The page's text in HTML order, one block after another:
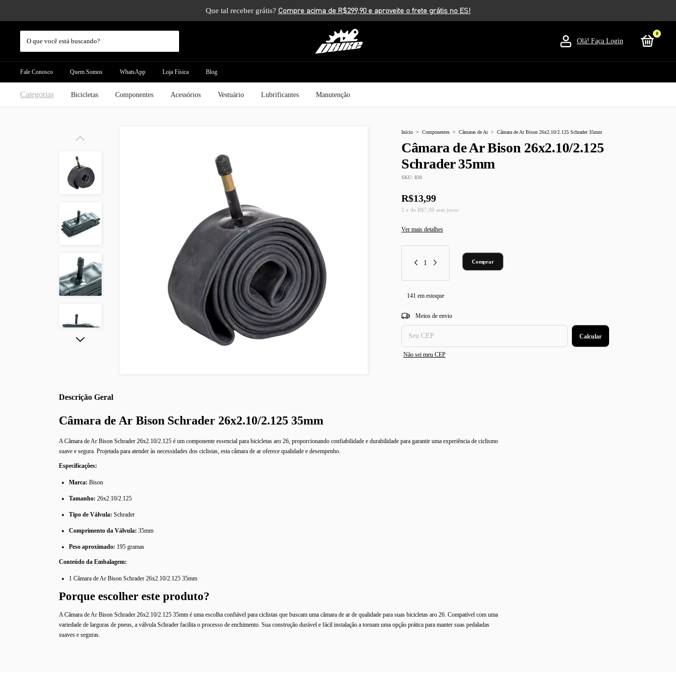
Que tal receber grátis?
Olá!Faça Login
0
Fale Conosco Quem Somos WhatsApp Loja Física Blog
Categorias Bicicletas Componentes Acessórios Vestuário Lubrificantes Manutenção
Início > Componentes > Câmaras de Ar > Câmara de Ar Bison 26x2.10/2.125 Schrader 35mm
Câmara de Ar Bison 26x2.10/2.125
Schrader 35mm
SKU: 830
R$13,99
2 x de R$7,00 sem juros
Ver mais detalhes
141em estoque
Entregas para o CEP:
Meios de envio
Calcular
Não sei meu CEP
Descrição
Câmara de Ar Bison Schrader 26x2.10/2.125 35mm
A Câmara de Ar Bison Schrader 26x2.10/2.125 é um componente essencial para bicicletas aro 26, proporcionando confiabilidade e durabilidade para garantir uma experiência de ciclismo
suave e segura. Projetada para atender às necessidades dos ciclistas, esta câmara de ar oferece qualidade e desempenho.
Especificações:
Marca: Bison
Tamanho: 26x2.10/2.125
Tipo de Válvula: Schrader
Comprimento da Válvula: 35mm
Peso aproximado: 195 gramas
Conteúdo da Embalagem:
1 Câmara de Ar Bison Schrader 26x2.10/2.125 35mm
Porque escolher este produto?
A Câmara de Ar Bison Schrader 26x2.10/2.125 35mm é uma escolha confiável para ciclistas que buscam uma câmara de ar de qualidade para suas bicicletas aro 26. Compatível com uma
variedade de larguras de pneus, a válvula Schrader facilita o processo de enchimento. Sua construção durável e fácil instalação a tornam uma opção prática para manter suas pedaladas
suaves e seguras.